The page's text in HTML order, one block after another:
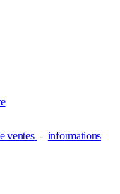
ventes - informations